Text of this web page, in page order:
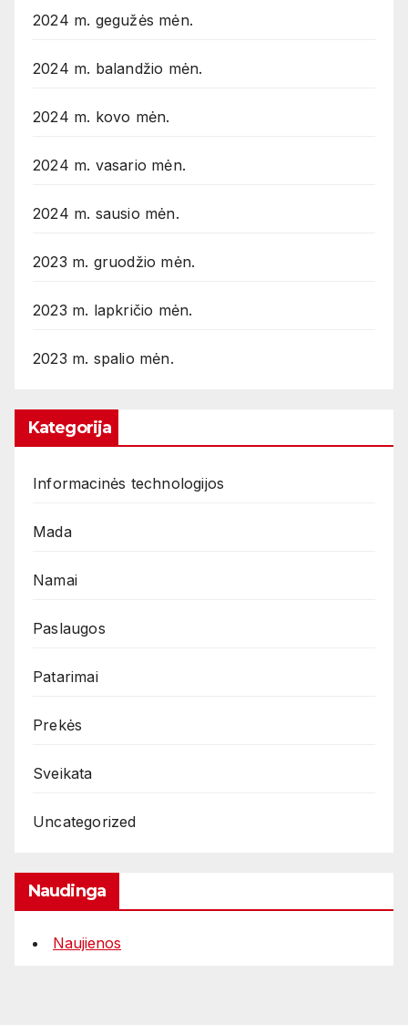
2024 m. gegužės mėn.
2024 m. balandžio mėn.
2024 m. kovo mėn.
2024 m. vasario mėn.
2024 m. sausio mėn.
2023 m. gruodžio mėn.
2023 m. lapkričio mėn.
2023 m. spalio mėn.
Kategorija
Informacinės technologijos
Mada
Namai
Paslaugos
Patarimai
Prekės
Sveikata
Uncategorized
Naudinga
Naujienos